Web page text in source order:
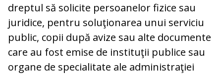
dreptul să solicite persoanelor fizice sau
juridice, pentru soluţionarea unui serviciu
public, copii după avize sau alte documente
care au fost emise de instituţii publice sau
organe de specialitate ale administraţiei